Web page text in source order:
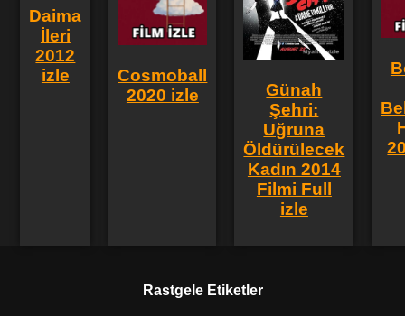
Daima
İleri
2012
izle
Cosmoball
2020 izle
Günah
Şehri:
Uğruna
Öldürülecek
Kadın 2014
Filmi Full
izle
Rastgele Etiketler